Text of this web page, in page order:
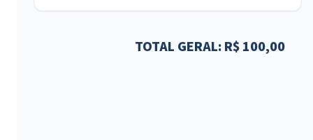
TOTAL GERAL: R$ 100,00